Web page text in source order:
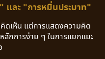
และ "การหมิ่นประมาท"
ดเห็น แต่การแสดงความคิด
กการง่าย ๆ ในการแยกแยะ